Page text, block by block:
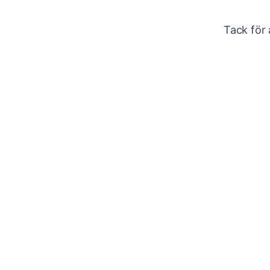
Tack för